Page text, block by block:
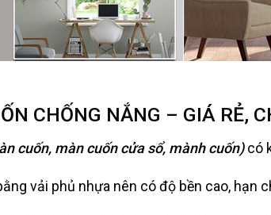
CHỐNG NẮNG – GIÁ RẺ,
cuốn, màn cuốn cửa sổ, mành cuốn)có
vải phủ nhựa nên có độ bền cao, hạn